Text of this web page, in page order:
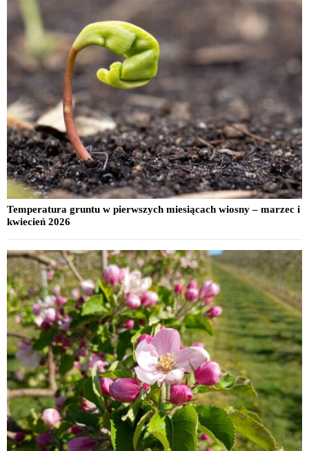
Temperatura gruntu w pierwszych miesiącach wiosny – marzec i
kwiecień 2026